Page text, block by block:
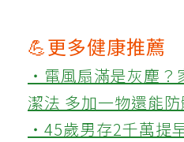
💪更多健康推薦
‧電風扇滿是灰塵？
潔法 多加一物還能
‧45歲男存2千萬提